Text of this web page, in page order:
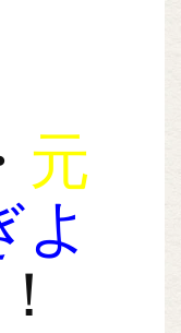
元
よ